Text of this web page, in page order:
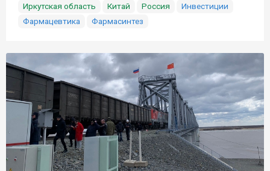
Иркутская область
Китай Россия
Инвестиции
Фармацевтика
Фармасинтез